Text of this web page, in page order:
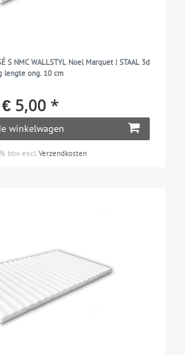
S NMC WALLSTYL Noel Marquet | STAAL 3d
lengte ong. 10 cm
€ 5,00 *
winkelwagen
btw excl.Verzendkosten